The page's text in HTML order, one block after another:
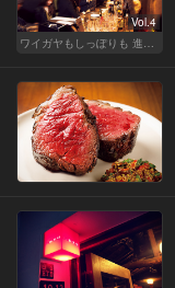
Vol.4
ワイガヤもしっぽりも 進化する大人の酒場スタイル